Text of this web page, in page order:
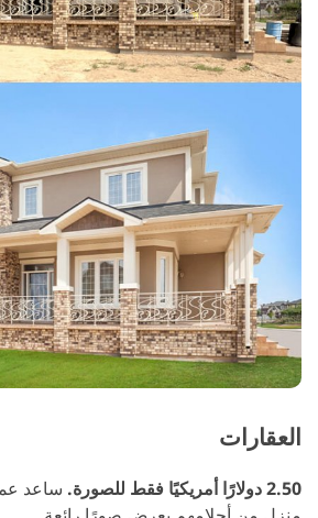
العقارات
2.50 دولارًا أمريكيًا فقط للصورة.
ساعد